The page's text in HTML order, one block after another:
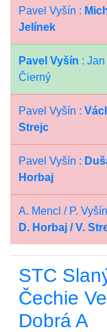
Pavel Vyšín :
Jelínek
Pavel Vyšín : Jan
Čierný
Pavel Vyšín :
Strejc
Pavel Vyšín :
Horbaj
A. Mencl / P.
D. Horbaj / V.
STC
Čechie
Dobrá A